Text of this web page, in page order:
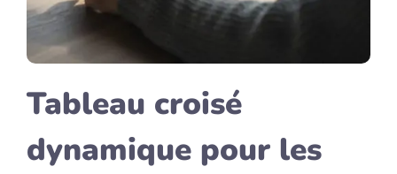
Tableau croisé
dynamique pour les